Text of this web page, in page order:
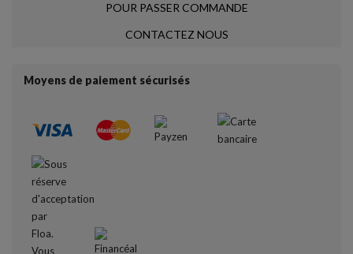
POUR PASSER COMMANDE
CONTACTEZ NOUS
Moyens de paiement sécurisés